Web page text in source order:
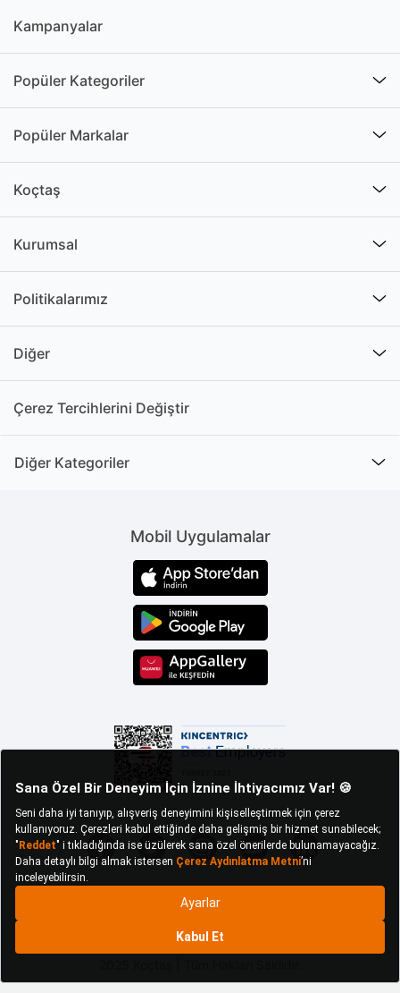
Kampanyalar
Popüler Kategoriler
Popüler Markalar
Koçtaş
Kurumsal
Politikalarımız
Diğer
Çerez Tercihlerini Değiştir
Diğer Kategoriler
Mobil Uygulamalar